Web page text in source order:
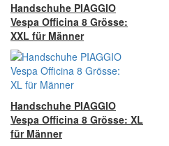
Handschuhe PIAGGIO
Vespa Officina 8 Grösse:
XXL für Männer
Handschuhe PIAGGIO
Vespa Officina 8 Grösse: XL
für Männer